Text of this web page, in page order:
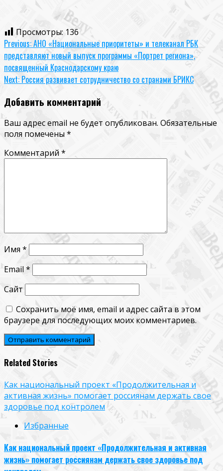
Просмотры: 136
Continue
Reading
Previous:АНО «Национальные приоритеты» и телеканал РБК
представляют новый выпуск программы «Портрет региона»,
посвященный Краснодарскому краю
Next: Россия развивает сотрудничество со странами БРИКС
Добавить комментарий
Ваш адрес email не будет опубликован. Обязательные
поля помечены *
Комментарий*
Имя *
Email*
Сайт
Сохранить моё имя, email и адрес сайта в этом
браузере для последующих моих комментариев.
Related Stories
Как национальный проект «Продолжительная и
активная жизнь» помогает россиянам держать свое
здоровье под контролем
Избранные
Как национальный проект «Продолжительная и активная
жизнь» помогает россиянам держать свое здоровье под